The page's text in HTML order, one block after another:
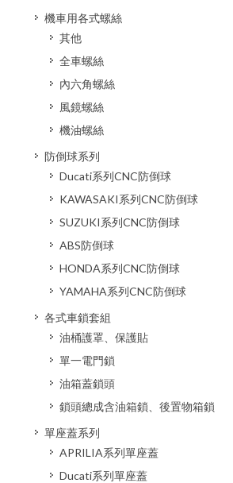
機車用各式螺絲
其他
全車螺絲
內六角螺絲
風鏡螺絲
機油螺絲
防倒球系列
Ducati系列CNC防倒球
KAWASAKI系列CNC防倒球
SUZUKI系列CNC防倒球
ABS防倒球
HONDA系列CNC防倒球
YAMAHA系列CNC防倒球
各式車鎖套組
油桶護罩、保護貼
單一電門鎖
油箱蓋鎖頭
鎖頭總成含油箱鎖、後置物箱鎖
單座蓋系列
APRILIA系列單座蓋
Ducati系列單座蓋